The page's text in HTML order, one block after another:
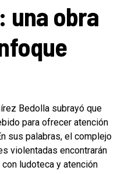
una obra
Bedolla subrayó que
para ofrecer atención
sus palabras, el complejo
violentadas encontrarán
ludoteca y atención